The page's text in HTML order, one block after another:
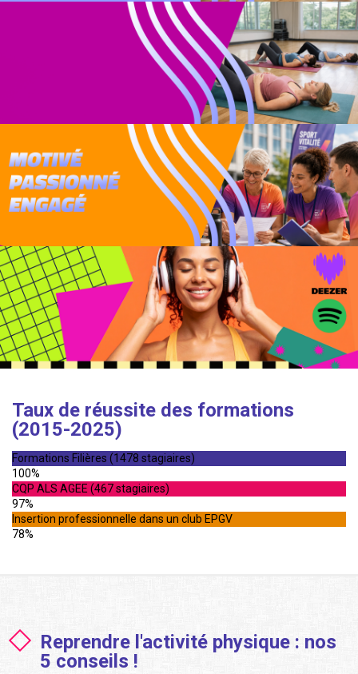
Taux de réussite des formations
(2015-2025)
Formations Filières (1478 stagiaires)
100%
CQP ALS AGEE (467 stagiaires)
97%
Insertion professionnelle dans un club EPGV
78%
Reprendre l'activité physique : nos
5 conseils !